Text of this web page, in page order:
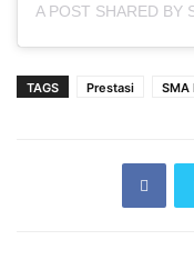
TAGS Prestasi SMA